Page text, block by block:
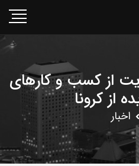
از کسب و کارهای
از کرونا
اخبار